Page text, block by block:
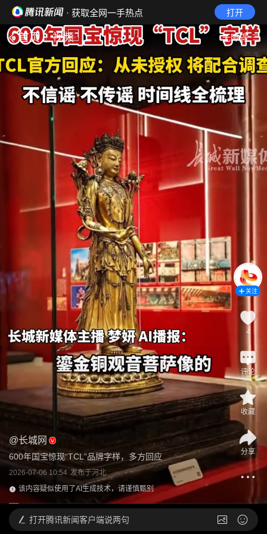
· 获取全网一手热点 打开
首页 视频 无障碍
@长城网
600年国宝惊现“TCL”品牌字样，多方回应
2026-07-06 10:54 发布于河北
该内容疑似使用了AI生成技术，请谨慎甄别
关注
4
评论
收藏
分享
打开腾讯新闻客户端说两句